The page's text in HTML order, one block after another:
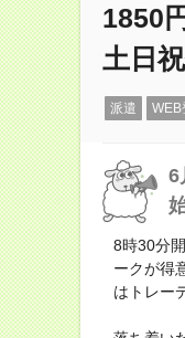
1850
土日
派遣 WEB
6
8時30分
ークが得
はトレー